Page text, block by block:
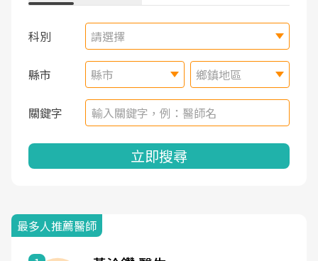
科別 請選擇
縣市 縣市 鄉鎮地區
關鍵字
立即搜尋
最多人推薦醫師